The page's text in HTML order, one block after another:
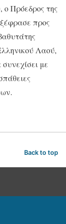
Πρόεδρος της
προς
Λαού,
με
Back to top